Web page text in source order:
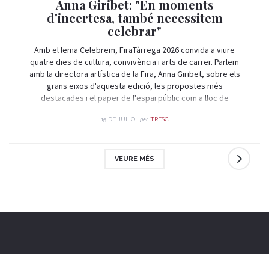
Anna Giribet: "En moments
d'incertesa, també necessitem
celebrar"
Amb el lema Celebrem, FiraTàrrega 2026 convida a viure
quatre dies de cultura, convivència i arts de carrer. Parlem
amb la directora artística de la Fira, Anna Giribet, sobre els
grans eixos d'aquesta edició, les propostes més
destacades i el paper de l'espai públic com a lloc de
15 DE JULIOL per TRESC
VEURE MÉS